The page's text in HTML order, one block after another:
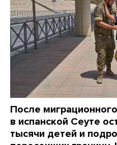
После
в испанской Сеуте
тысячи детей и